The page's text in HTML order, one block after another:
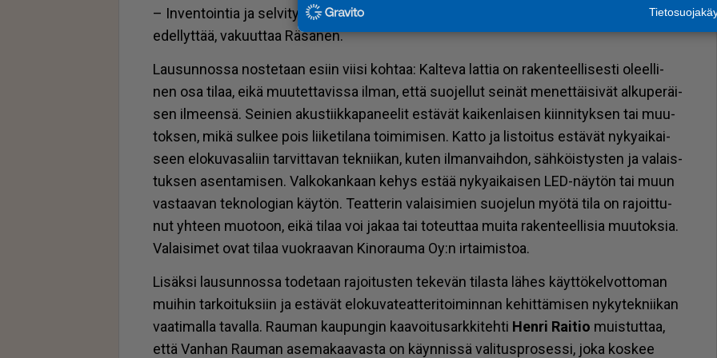
– In­ven­toin­tia ja sel­vi­tys­tä ei ole tä­hän ra­ken­nuk­sen teh­ty lain­kaan, vaik­ka laki sitä
edel­lyt­tää, va­kuut­taa Rä­sä­nen.
Lau­sun­nos­sa nos­te­taan esiin vii­si koh­taa: Kal­te­va lat­tia on ra­ken­teel­li­ses­ti oleel­li­
nen osa ti­laa, ei­kä muu­tet­ta­vis­sa il­man, et­tä suo­jel­lut sei­nät me­net­täi­si­vät al­ku­pe­räi­
sen il­meen­sä. Sei­nien akus­tiik­ka­pa­nee­lit es­tä­vät kai­ken­lai­sen kiin­ni­tyk­sen tai muu­
tok­sen, mikä sul­kee pois lii­ke­ti­la­na toi­mi­mi­sen. Kat­to ja lis­toi­tus es­tä­vät ny­ky­ai­kai­
seen elo­ku­va­sa­liin tar­vit­ta­van tek­nii­kan, ku­ten il­man­vaih­don, säh­köis­tys­ten ja va­lais­
tuk­sen asen­ta­mi­sen. Val­ko­kan­kaan ke­hys es­tää ny­ky­ai­kai­sen LED-näy­tön tai muun
vas­taa­van tek­no­lo­gi­an käy­tön. Te­at­te­rin va­lai­si­mien suo­je­lun myö­tä tila on ra­joit­tu­
nut yh­teen muo­toon, ei­kä ti­laa voi ja­kaa tai to­teut­taa mui­ta ra­ken­teel­li­sia muu­tok­sia.
Va­lai­si­met ovat ti­laa vuok­raa­van Ki­no­rau­ma Oy:n ir­tai­mis­toa.
Li­säk­si lau­sun­nos­sa to­de­taan ra­joi­tus­ten te­ke­vän ti­las­ta lä­hes käyt­tö­kel­vot­to­man
mui­hin tar­koi­tuk­siin ja es­tä­vät elo­ku­va­te­at­te­ri­toi­min­nan ke­hit­tä­mi­sen ny­ky­tek­nii­kan
vaa­ti­mal­la ta­val­la. Rau­man kau­pun­gin kaa­voi­tu­sark­ki­teh­ti Hen­ri Rai­tio muis­tut­taa,
et­tä Van­han Rau­man ase­ma­kaa­vas­ta on käyn­nis­sä va­li­tusp­ro­ses­si, joka kos­kee